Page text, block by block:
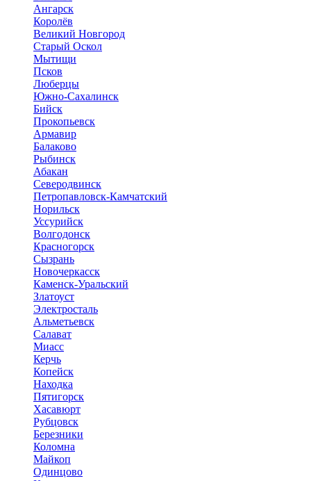
Ангарск
Королёв
Великий Новгород
Старый Оскол
Мытищи
Псков
Люберцы
Южно-Сахалинск
Бийск
Прокопьевск
Армавир
Балаково
Рыбинск
Абакан
Северодвинск
Петропавловск-Камчатский
Норильск
Уссурийск
Волгодонск
Красногорск
Сызрань
Новочеркасск
Каменск-Уральский
Златоуст
Электросталь
Альметьевск
Салават
Миасс
Керчь
Копейск
Находка
Пятигорск
Хасавюрт
Рубцовск
Березники
Коломна
Майкоп
Одинцово